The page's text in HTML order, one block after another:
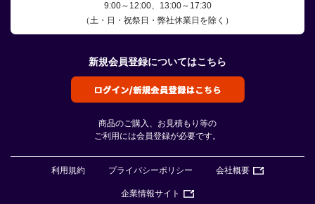
9:00～12:00、13:00～17:30
（土・日・祝祭日・弊社休業日を除く）
新規会員登録についてはこちら
商品のご購入、お見積もり等の
ご利用には会員登録が必要です。
利用規約 プライバシーポリシー 会社概要
企業情報サイト